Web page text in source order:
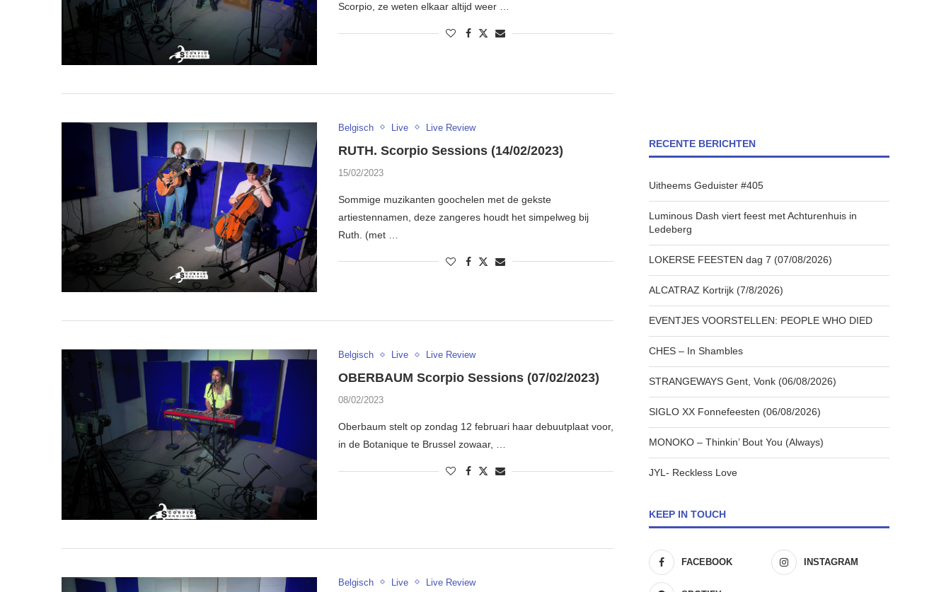
Scorpio, ze weten elkaar altijd weer …
Belgisch Live Live Review
RUTH. Scorpio Sessions (14/02/2023)
15/02/2023
Sommige muzikanten goochelen met de gekste
artiestennamen, deze zangeres houdt het simpelweg bij
Ruth. (met …
Belgisch Live Live Review
OBERBAUM Scorpio Sessions (07/02/2023)
08/02/2023
Oberbaum stelt op zondag 12 februari haar debuutplaat voor,
in de Botanique te Brussel zowaar, …
Belgisch Live Live Review
RECENTE BERICHTEN
Uitheems Geduister #405
Luminous Dash viert feest met Achturenhuis in
Ledeberg
LOKERSE FEESTEN dag 7 (07/08/2026)
ALCATRAZ Kortrijk (7/8/2026)
EVENTJES VOORSTELLEN: PEOPLE WHO DIED
CHES – In Shambles
STRANGEWAYS Gent, Vonk (06/08/2026)
SIGLO XX Fonnefeesten (06/08/2026)
MONOKO – Thinkin’ Bout You (Always)
JYL- Reckless Love
KEEP IN TOUCH
FACEBOOK INSTAGRAM